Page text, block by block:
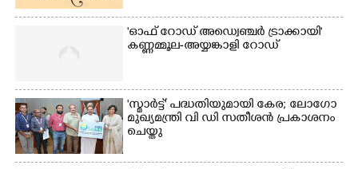
'ഓഫ് റോഡ് അഡ്വെഞ്ചർ ട്രാക്കായി'
കണ്ണമ്മൂല-അയ്യങ്കാളി റോഡ്
'സ്മാർട്ട്' പദ്ധതിയുമായി കേര; ലോഗോ
മുഖ്യമന്ത്രി വി ഡി സതീശൻ പ്രകാശനം
ചെയ്തു